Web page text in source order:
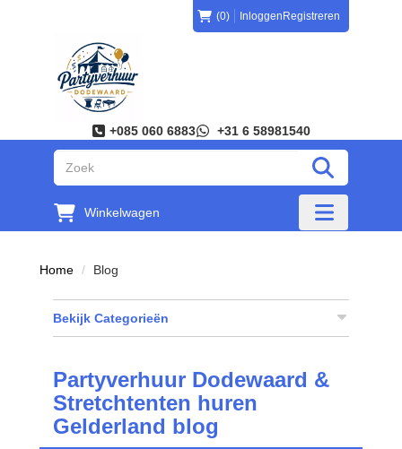
(0) Inloggen Registreren
+085 060 6883 +31 6 58981540
"Zoeken
Winkelwagen
"Toggle
Home Blog
Bekijk Categorieën
Partyverhuur Dodewaard &
Stretchtenten huren
Gelderland blog